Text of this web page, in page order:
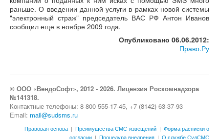
раньше. О введении данной услуги в рамках новой системы
"электронный страж" председатель ВАС РФ Антон Иванов
сообщил еще в ноябре 2009 года.
Опубликовано 06.06.2012:
Право.Ру
© ООО «ВендоСофт», 2012 - 2026. Лицензия Роскомнадзора
№141318.
Контактные телефоны: 8 800 555-17-45, +7 (8142) 63-37-93
Email: mail@sudsms.ru
Правовая основа | Преимущества СМС-извещений | Форма расписки о
согласии | Процедура внедрения | О службе СудСМС